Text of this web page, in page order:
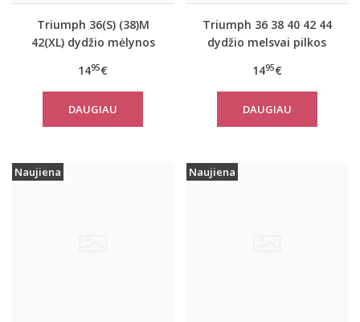
Triumph 36(S) (38)M
42(XL) dydžio mėlynos
medvilninė miego
palaidinė Mix Match
TOP SSL 01 X
1495€
DAUGIAU
Triumph 36 38 40 42 44
dydžio melsvai pilkos
medvilninė miego
palaidinė Mix Match LSL
TOP Buttons
1495€
DAUGIAU
Naujiena Naujiena